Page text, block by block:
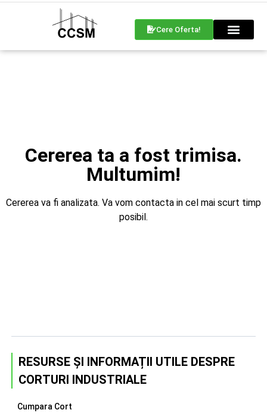
Cere Oferta!
Cererea ta a fost trimisa.
Multumim!
Cererea va fi analizata. Va vom contacta in cel mai scurt timp
posibil.
RESURSE ȘI INFORMAȚII UTILE DESPRE
CORTURI INDUSTRIALE
Cumpara Cort